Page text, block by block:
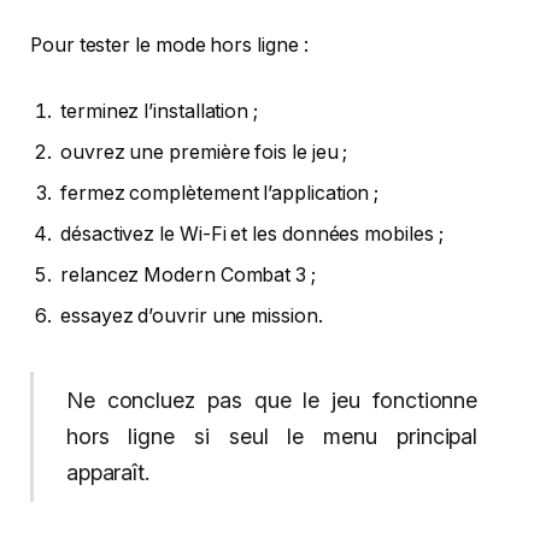
Pour tester le mode hors ligne :
terminez l’installation ;
ouvrez une première fois le jeu ;
fermez complètement l’application ;
désactivez le Wi-Fi et les données mobiles ;
relancez Modern Combat 3 ;
essayez d’ouvrir une mission.
Ne concluez pas que le jeu fonctionne
hors ligne si seul le menu principal
apparaît.